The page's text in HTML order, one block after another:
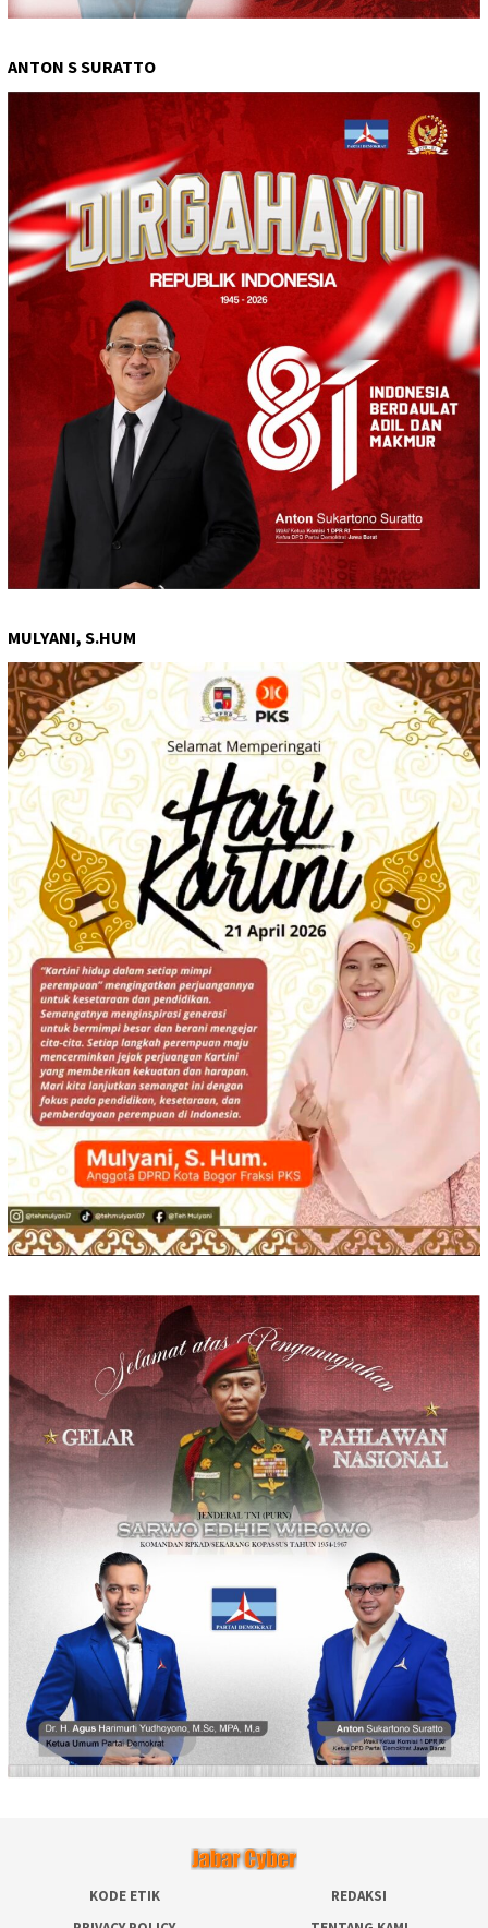
ANTON S SURATTO
MULYANI, S.HUM
KODE ETIK
REDAKSI